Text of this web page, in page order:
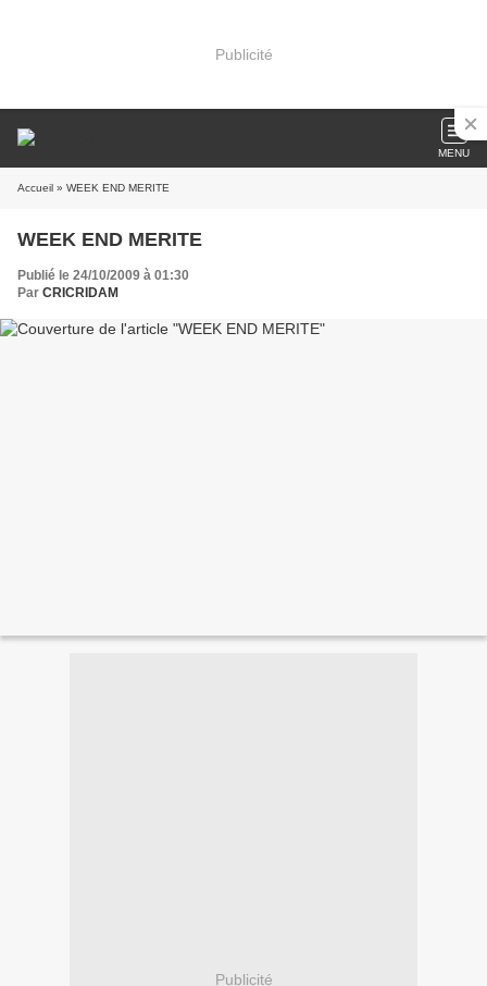
Publicité
MENU
Accueil » WEEK END MERITE
WEEK END MERITE
Publié le 24/10/2009 à 01:30
Par CRICRIDAM
Publicité